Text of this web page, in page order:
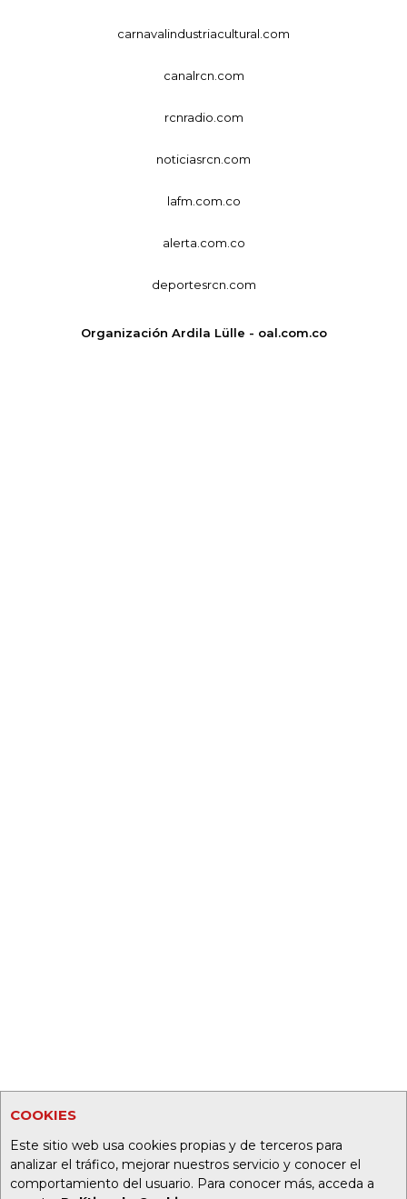
COOKIES
Este sitio web usa cookies propias y de terceros para
analizar el tráfico, mejorar nuestros servicio y conocer el
comportamiento del usuario. Para conocer más, acceda a
carnavalindustriacultural.com
canalrcn.com
rcnradio.com
noticiasrcn.com
lafm.com.co
alerta.com.co
deportesrcn.com
Organización Ardila Lülle - oal.com.co